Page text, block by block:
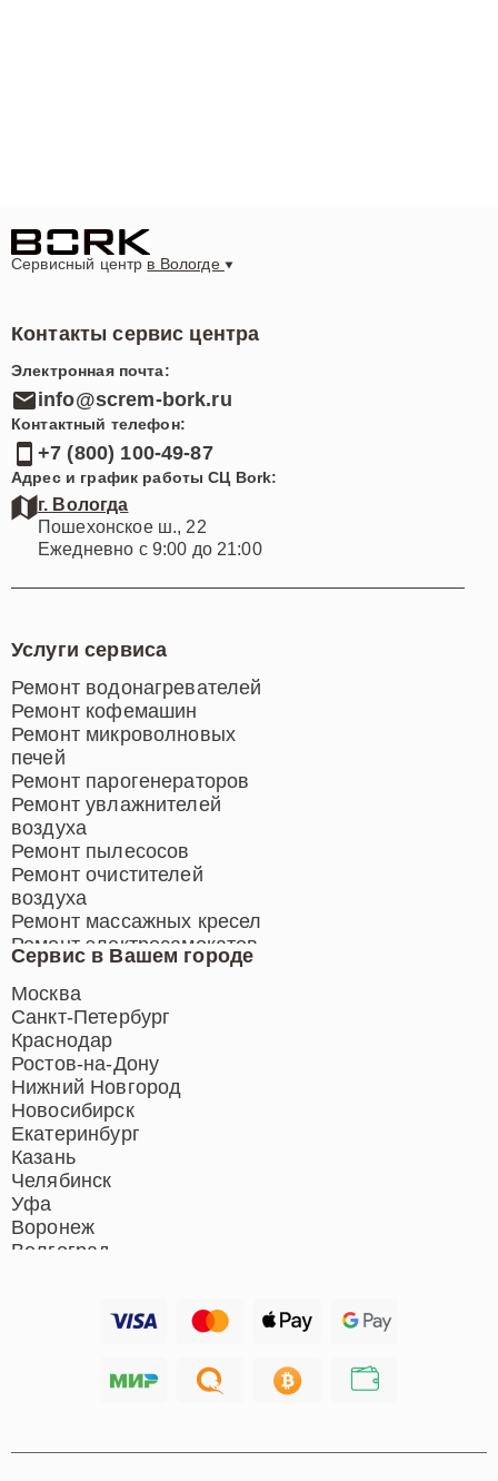
Сервисный центр в Вологде
Контакты сервис центра
Электронная почта:
info@screm-bork.ru
Контактный телефон:
+7 (800) 100-49-87
Адрес и график работы СЦ Bork:
г. Вологда
Пошехонское ш., 22
Ежедневно с 9:00 до 21:00
Сервис в Вашем городе
Москва
Санкт-Петербург
Краснодар
Ростов-на-Дону
Нижний Новгород
Новосибирск
Екатеринбург
Казань
Челябинск
Уфа
Воронеж
Волгоград
Хабаровск
Иркутск
Услуги сервиса
Ремонт водонагревателей
Ремонт кофемашин
Ремонт микроволновых
печей
Ремонт парогенераторов
Ремонт увлажнителей
воздуха
Ремонт пылесосов
Ремонт очистителей
воздуха
Ремонт массажных кресел
Ремонт электросамокатов
Ремонт индукционных плит
Ремонт роботов-пылесосов
Ремонт гладильных систем
Ремонт отпаривателей
Ремонт вертикальных
пылесосов